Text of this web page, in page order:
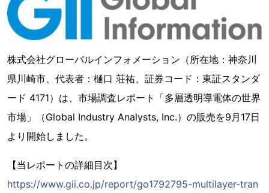
株式会社グローバルインフォメーション（所在地：神奈川
県川崎市、代表者：樋口 荘祐、証券コード：東証スタンダ
ード 4171）は、市場調査レポート「多層透明導電体の世界
市場」（Global Industry Analysts, Inc.）の販売を9月17日
より開始しました。
【当レポートの詳細目次】
https://www.gii.co.jp/report/go1792795-multilayer-tran